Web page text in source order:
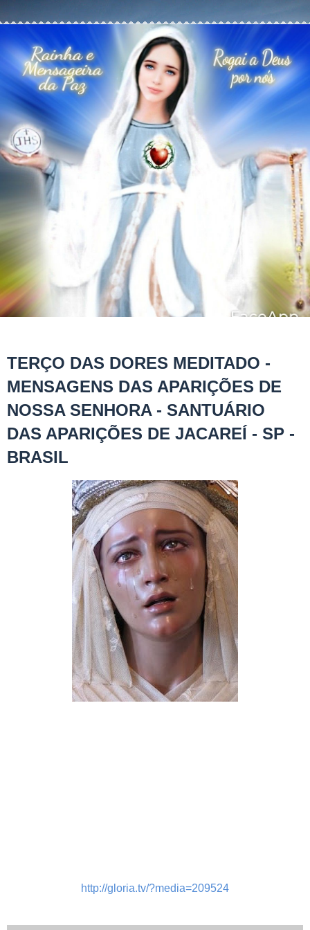
TERÇO DAS DORES MEDITADO -
MENSAGENS DAS APARIÇÕES DE
NOSSA SENHORA - SANTUÁRIO
DAS APARIÇÕES DE JACAREÍ - SP -
BRASIL
http://gloria.tv/?media=209524